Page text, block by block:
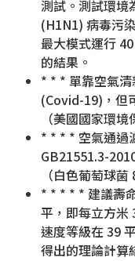
測試。測試環境
(H1N1) 病毒污
最大模式運行
的結果。
* * * 單靠空氣
(Covid-19)，但
（美國國家環境
* * * * 空氣通過
GB21551.3-
（白色葡萄球
* * * * * 建議壽
平，即每立方米
速度等級在 39
得出的理論計算